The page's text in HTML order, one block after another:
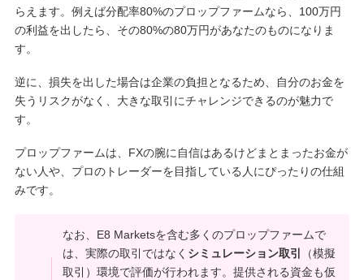
らえます。例えば分配率80%のプロップファームなら、100万円
の利益を出したら、その80%の80万円があなたのものになりま
す。
逆に、損失を出した場合は企業の負担となるため、自分のお金を
失うリスクがなく、大きな取引にチャレンジできるのが魅力で
す。
プロップファームは、FXの腕に自信はあるけどまとまったお金が
ない人や、プロのトレーダーを目指している人にぴったりの仕組
みです。
なお、E8 Marketsを含む多くのプロップファームで
は、実際の取引ではなく シミュレーション取引
（模擬
取引）環境で評価が行われます。提供される資金も仮